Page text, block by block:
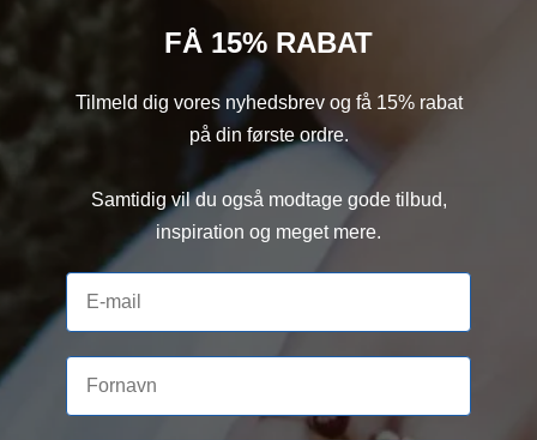
FÅ 15% RABAT
Tilmeld dig vores nyhedsbrev og få 15% rabat
på din første ordre.
Samtidig vil du også modtage gode tilbud,
inspiration og meget mere.